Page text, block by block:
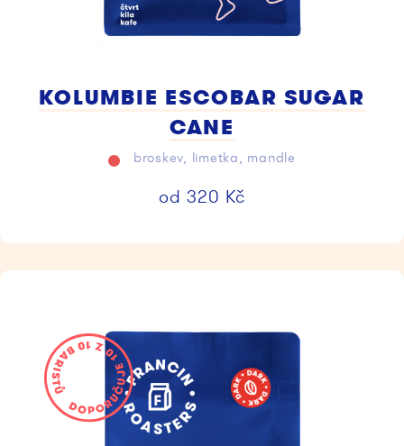
KOLUMBIE ESCOBAR SUGAR
CANE
broskev, limetka, mandle
od 320 Kč